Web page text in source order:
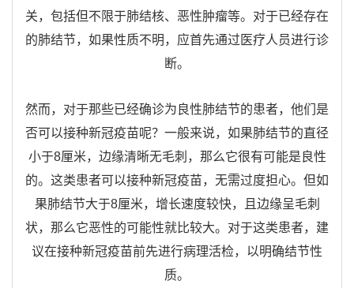
关，包括但不限于肺结核、恶性肿瘤等。对于已经存在
的肺结节，如果性质不明，应首先通过医疗人员进行诊
断。
然而，对于那些已经确诊为良性肺结节的患者，他们是
否可以接种新冠疫苗呢？一般来说，如果肺结节的直径
小于8厘米，边缘清晰无毛刺，那么它很有可能是良性
的。这类患者可以接种新冠疫苗，无需过度担心。但如
果肺结节大于8厘米，增长速度较快，且边缘呈毛刺
状，那么它恶性的可能性就比较大。对于这类患者，建
议在接种新冠疫苗前先进行病理活检，以明确结节性
质。